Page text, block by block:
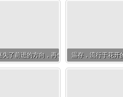
失了前进的方向，再也找不到栖息的彼岸
温存，流行于花开